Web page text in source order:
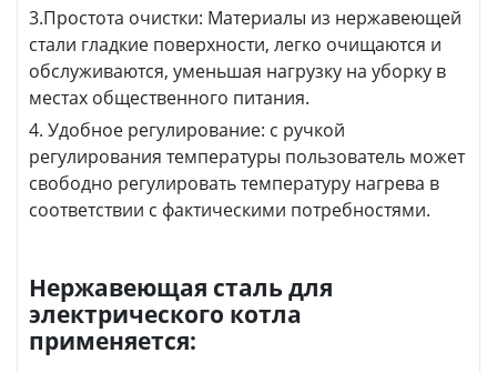
3.Простота очистки: Материалы из нержавеющей
стали гладкие поверхности, легко очищаются и
обслуживаются, уменьшая нагрузку на уборку в
местах общественного питания.
4. Удобное регулирование: с ручкой
регулирования температуры пользователь может
свободно регулировать температуру нагрева в
соответствии с фактическими потребностями.
Нержавеющая сталь для
электрического котла
применяется: